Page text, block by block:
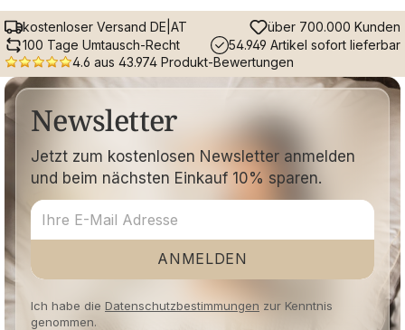
kostenloser Versand DE|AT
über 700.000 Kunden
100 Tage Umtausch-Recht
54.949 Artikel sofort lieferbar
4.6 aus 43.974 Produkt-Bewertungen
Newsletter
Jetzt zum kostenlosen Newsletter anmelden
und beim nächsten Einkauf 10% sparen.
ANMELDEN
Ich habe die Datenschutzbestimmungen zur Kenntnis
genommen.